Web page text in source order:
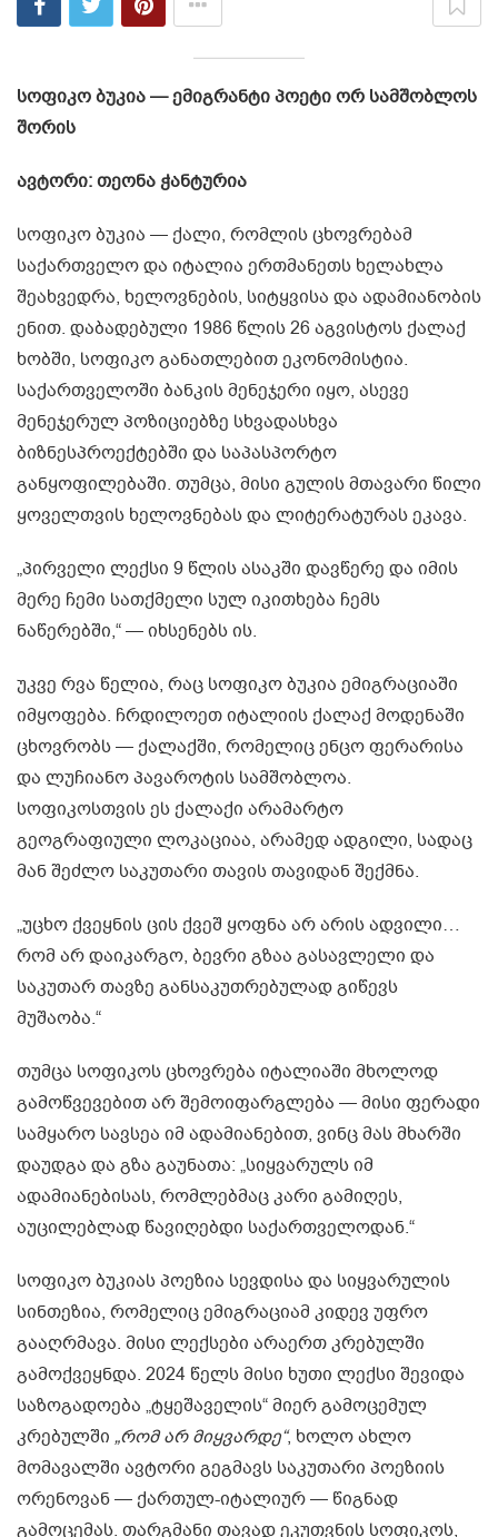
სოფიკო ბუკია — ემიგრანტი პოეტი ორ სამშობლოს
შორის
ავტორი: თეონა ჭანტურია
სოფიკო ბუკია — ქალი, რომლის ცხოვრებამ
საქართველო და იტალია ერთმანეთს ხელახლა
შეახვედრა, ხელოვნების, სიტყვისა და ადამიანობის
ენით. დაბადებული 1986 წლის 26 აგვისტოს ქალაქ
ხობში, სოფიკო განათლებით ეკონომისტია.
საქართველოში ბანკის მენეჯერი იყო, ასევე
მენეჯერულ პოზიციებზე სხვადასხვა
ბიზნესპროექტებში და საპასპორტო
განყოფილებაში. თუმცა, მისი გულის მთავარი წილი
ყოველთვის ხელოვნებას და ლიტერატურას ეკავა.
„პირველი ლექსი 9 წლის ასაკში დავწერე და იმის
მერე ჩემი სათქმელი სულ იკითხება ჩემს
ნაწერებში,“ — იხსენებს ის.
უკვე რვა წელია, რაც სოფიკო ბუკია ემიგრაციაში
იმყოფება. ჩრდილოეთ იტალიის ქალაქ მოდენაში
ცხოვრობს — ქალაქში, რომელიც ენცო ფერარისა
და ლუჩიანო პავაროტის სამშობლოა.
სოფიკოსთვის ეს ქალაქი არამარტო
გეოგრაფიული ლოკაციაა, არამედ ადგილი, სადაც
მან შეძლო საკუთარი თავის თავიდან შექმნა.
„უცხო ქვეყნის ცის ქვეშ ყოფნა არ არის ადვილი…
რომ არ დაიკარგო, ბევრი გზაა გასავლელი და
საკუთარ თავზე განსაკუთრებულად გიწევს
მუშაობა.“
თუმცა სოფიკოს ცხოვრება იტალიაში მხოლოდ
გამოწვევებით არ შემოიფარგლება — მისი ფერადი
სამყარო სავსეა იმ ადამიანებით, ვინც მას მხარში
დაუდგა და გზა გაუნათა: „სიყვარულს იმ
ადამიანებისას, რომლებმაც კარი გამიღეს,
აუცილებლად წავიღებდი საქართველოდან.“
სოფიკო ბუკიას პოეზია სევდისა და სიყვარულის
სინთეზია, რომელიც ემიგრაციამ კიდევ უფრო
გააღრმავა. მისი ლექსები არაერთ კრებულში
გამოქვეყნდა. 2024 წელს მისი ხუთი ლექსი შევიდა
საზოგადოება „ტყეშაველის“ მიერ გამოცემულ
კრებულში „რომ არ მიყვარდე“, ხოლო ახლო
მომავალში ავტორი გეგმავს საკუთარი პოეზიის
ორენოვან — ქართულ-იტალიურ — წიგნად
გამოცემას. თარგმანი თავად ეკუთვნის სოფიკოს,